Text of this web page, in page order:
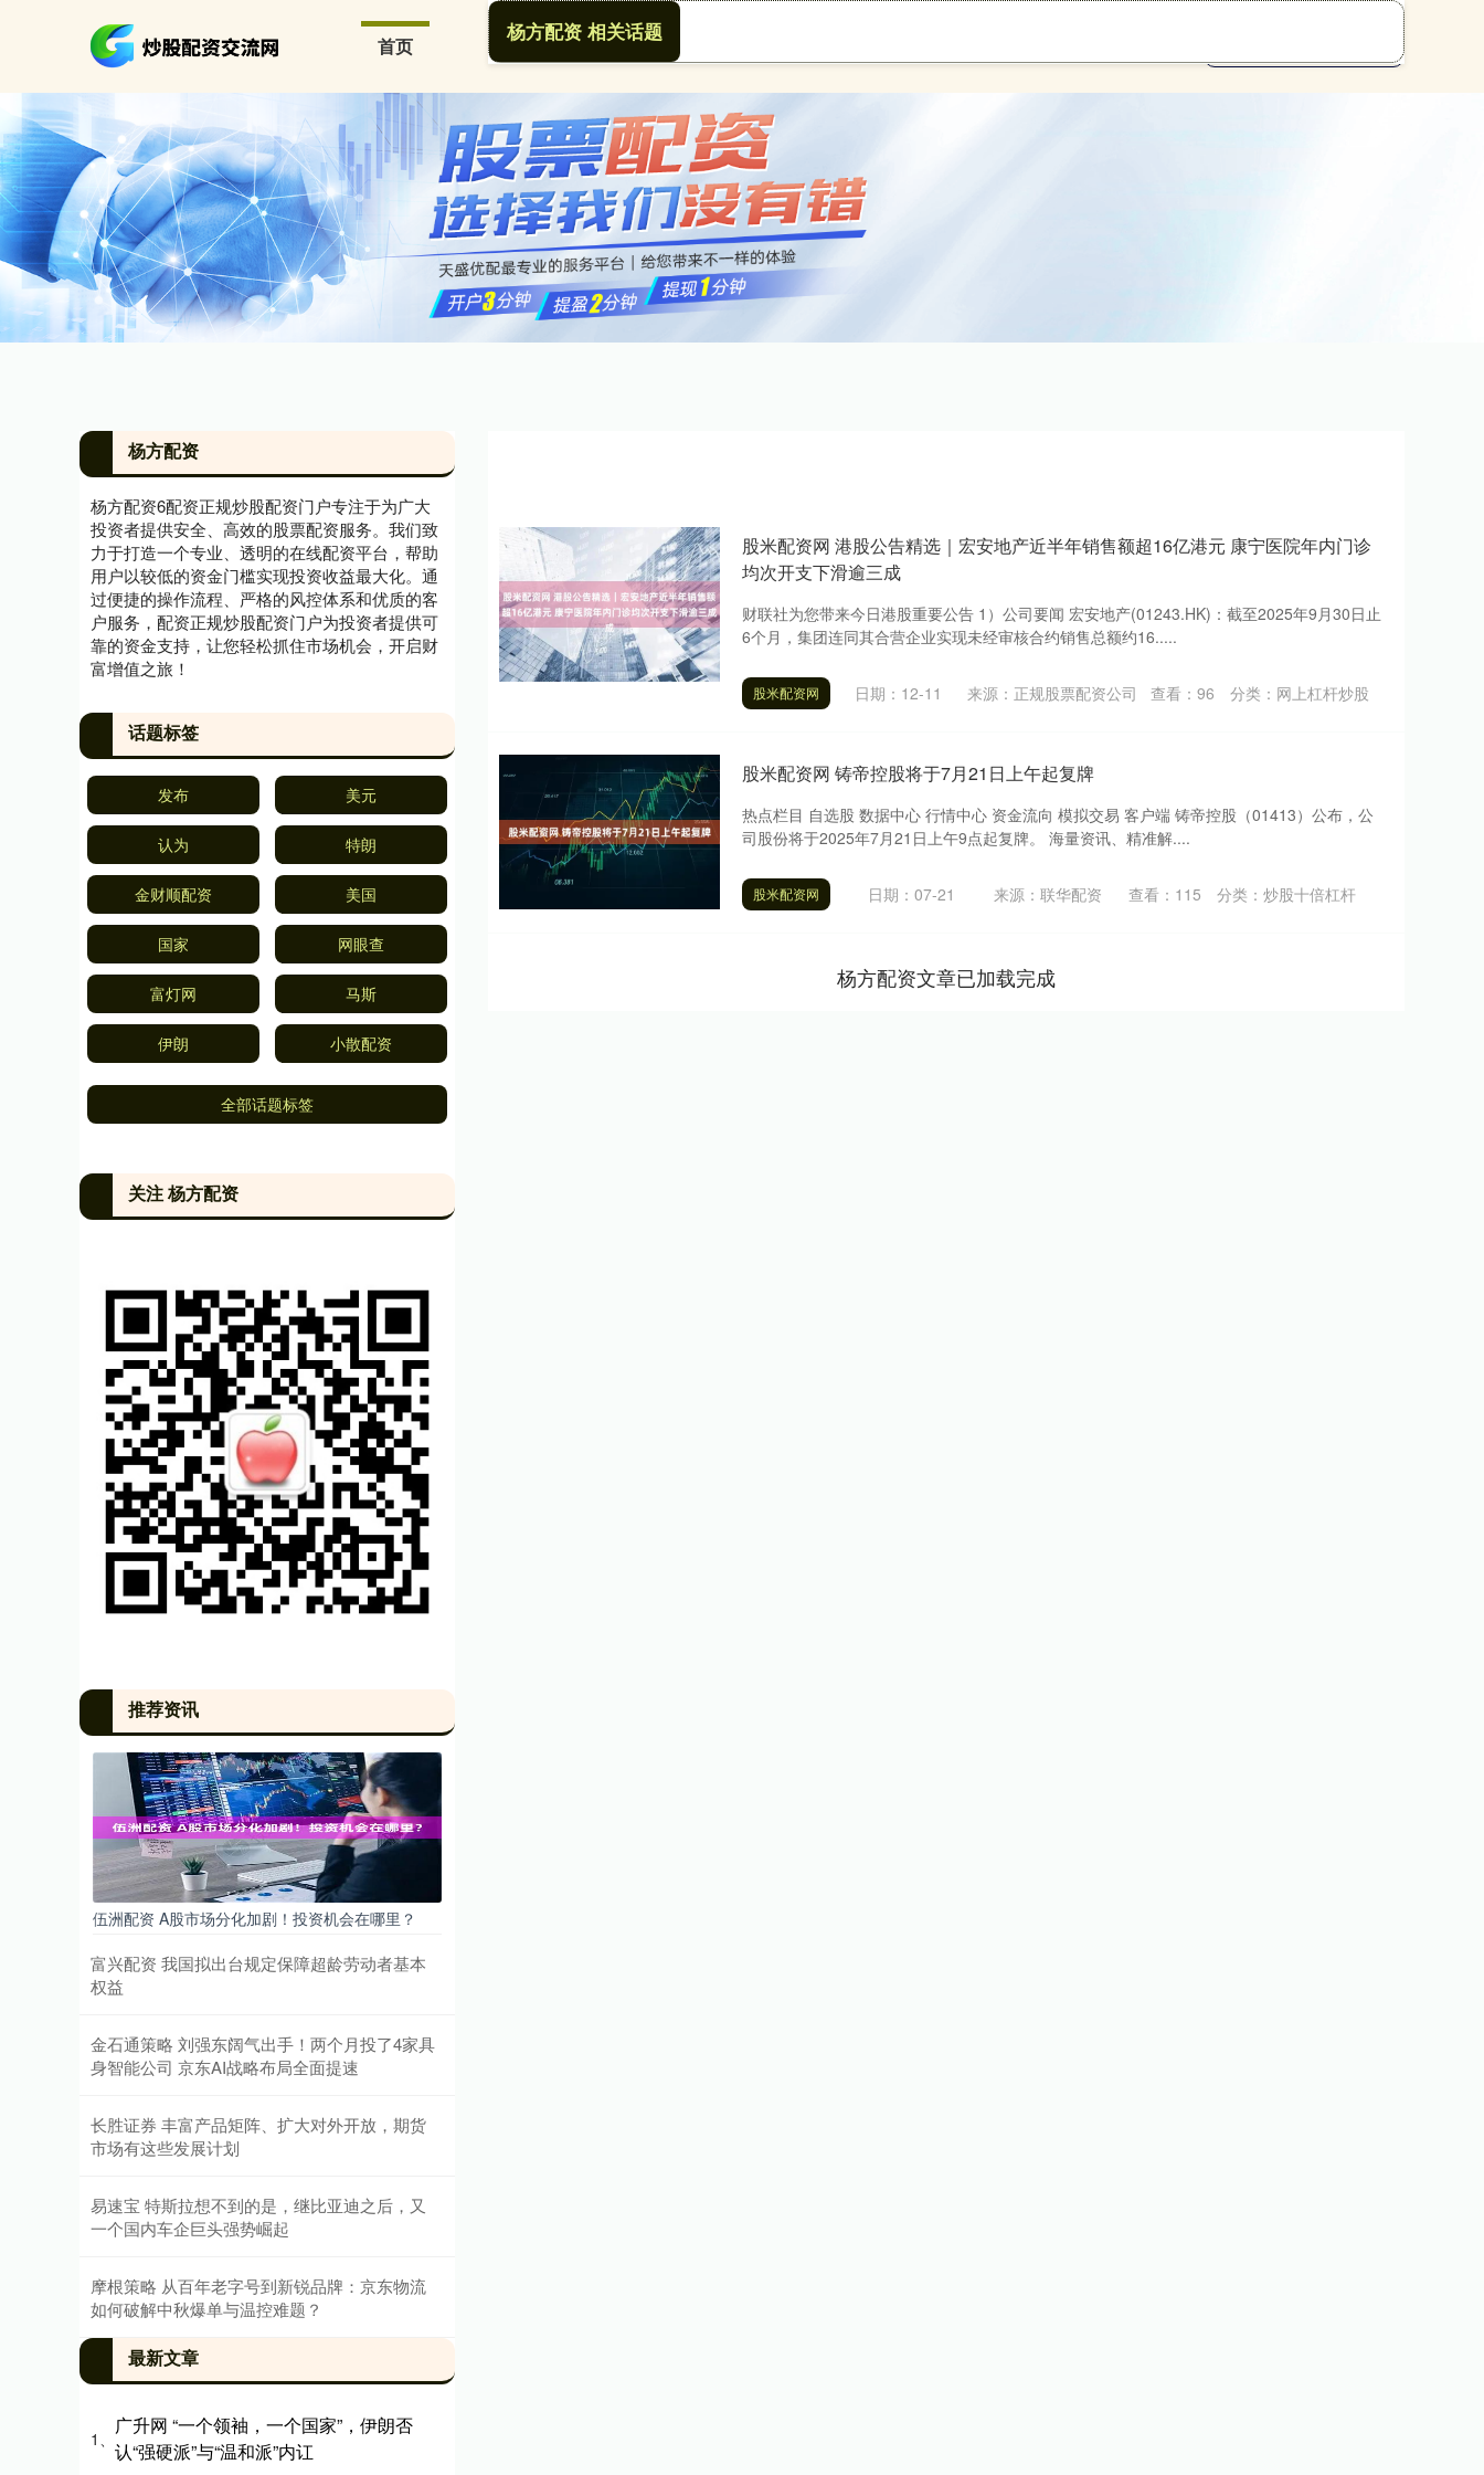
首页 杨方配资 炒股十倍杠杆
杨方配资 相关话题
股米配资网 港股公告精选｜宏安地产近半年销售额超16亿港元 康宁医院年内门诊
均次开支下滑逾三成
财联社为您带来今日港股重要公告 1）公司要闻 宏安地产(01243.HK)：截至2025年9月30日止
6个月，集团连同其合营企业实现未经审核合约销售总额约16.....
股米配资网 日期：12-11 来源：正规股票配资公司 查看： 96 分类： 网上杠杆炒股
股米配资网 铸帝控股将于7月21日上午起复牌
热点栏目 自选股 数据中心 行情中心 资金流向 模拟交易 客户端 铸帝控股（01413）公布，公
司股份将于2025年7月21日上午9点起复牌。 海量资讯、精准解....
股米配资网 日期：07-21 来源：联华配资 查看： 115 分类： 炒股十倍杠杆
杨方配资文章已加载完成
杨方配资
杨方配资6配资正规炒股配资门户专注于为广大
投资者提供安全、高效的股票配资服务。我们致
力于打造一个专业、透明的在线配资平台，帮助
用户以较低的资金门槛实现投资收益最大化。通
过便捷的操作流程、严格的风控体系和优质的客
户服务，配资正规炒股配资门户为投资者提供可
靠的资金支持，让您轻松抓住市场机会，开启财
富增值之旅！
话题标签
发布 美元
认为 特朗
金财顺配资 美国
国家 网眼查
富灯网 马斯
伊朗 小散配资
全部话题标签
关注 杨方配资
推荐资讯
伍洲配资 A股市场分化加剧！投资机会在哪里？
富兴配资 我国拟出台规定保障超龄劳动者基本
权益
金石通策略 刘强东阔气出手！两个月投了4家具
身智能公司 京东AI战略布局全面提速
长胜证券 丰富产品矩阵、扩大对外开放，期货
市场有这些发展计划
易速宝 特斯拉想不到的是，继比亚迪之后，又
一个国内车企巨头强势崛起
摩根策略 从百年老字号到新锐品牌：京东物流
如何破解中秋爆单与温控难题？
最新文章
1、
广升网 “一个领袖，一个国家”，伊朗否
认“强硬派”与“温和派”内讧